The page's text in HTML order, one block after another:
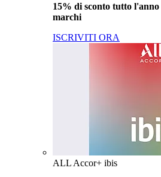
15% di sconto tutto l'anno
marchi
ISCRIVITI ORA
ALL Accor+ ibis